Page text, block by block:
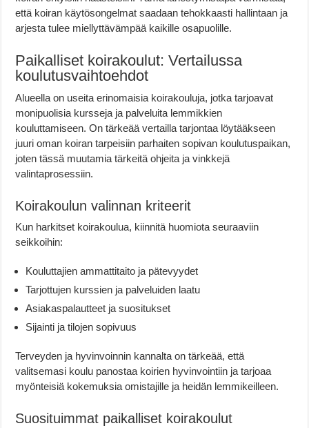
että koiran käytösongelmat saadaan tehokkaasti hallintaan ja
arjesta tulee miellyttävämpää kaikille osapuolille.
Paikalliset koirakoulut: Vertailussa
koulutusvaihtoehdot
Alueella on useita erinomaisia koirakouluja, jotka tarjoavat
monipuolisia kursseja ja palveluita lemmikkien
kouluttamiseen. On tärkeää vertailla tarjontaa löytääkseen
juuri oman koiran tarpeisiin parhaiten sopivan koulutuspaikan,
joten tässä muutamia tärkeitä ohjeita ja vinkkejä
valintaprosessiin.
Koirakoulun valinnan kriteerit
Kun harkitset koirakoulua, kiinnitä huomiota seuraaviin
seikkoihin:
Kouluttajien ammattitaito ja pätevyydet
Tarjottujen kurssien ja palveluiden laatu
Asiakaspalautteet ja suositukset
Sijainti ja tilojen sopivuus
Terveyden ja hyvinvoinnin kannalta on tärkeää, että
valitsemasi koulu panostaa koirien hyvinvointiin ja tarjoaa
myönteisiä kokemuksia omistajille ja heidän lemmikeilleen.
Suosituimmat paikalliset koirakoulut